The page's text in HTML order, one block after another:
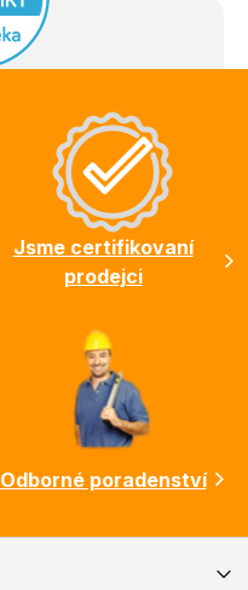
Jsme certifikovaní
prodejci
Odborné poradenství